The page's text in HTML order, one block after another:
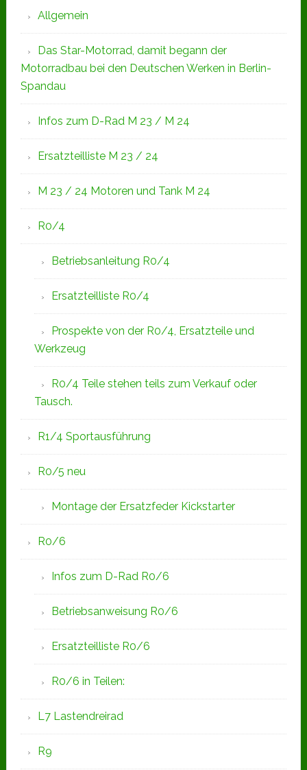
Allgemein
Das Star-Motorrad, damit begann der
Motorradbau bei den Deutschen Werken in Berlin-
Spandau
Infos zum D-Rad M 23 / M 24
Ersatzteilliste M 23 / 24
M 23 / 24 Motoren und Tank M 24
R0/4
Betriebsanleitung R0/4
Ersatzteilliste R0/4
Prospekte von der R0/4, Ersatzteile und
Werkzeug
R0/4 Teile stehen teils zum Verkauf oder
Tausch.
R1/4 Sportausführung
R0/5 neu
Montage der Ersatzfeder Kickstarter
R0/6
Infos zum D-Rad R0/6
Betriebsanweisung R0/6
Ersatzteilliste R0/6
R0/6 in Teilen:
L7 Lastendreirad
R9